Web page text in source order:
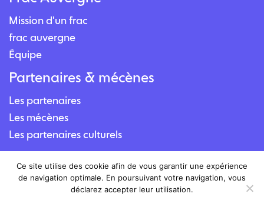
Mission d'un frac
frac auvergne
Équipe
Partenaires & mécènes
Les partenaires
Les mécènes
Les partenaires culturels
Contact
Nous contacter
Ce site utilise des cookie afin de vous garantir une expérience
de navigation optimale. En poursuivant votre navigation, vous
déclarez accepter leur utilisation.